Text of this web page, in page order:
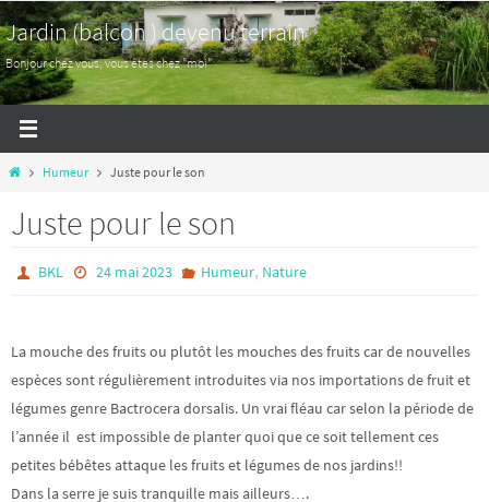
Passer
vers
le
contenu
Jardin (balcon ) devenu terrain
Bonjour chez vous, vous êtes chez "moi"
HomeHumeur Juste pour le son
Juste pour le son
BKL 24 mai 2023 Humeur, Nature
La mouche des fruits ou plutôt les mouches des fruits car de nouvelles
espèces sont régulièrement introduites via nos importations de fruit et
légumes genre Bactrocera dorsalis. Un vrai fléau car selon la période de
l’année il est impossible de planter quoi que ce soit tellement ces
petites bébêtes attaque les fruits et légumes de nos jardins!!
Dans la serre je suis tranquille mais ailleurs….